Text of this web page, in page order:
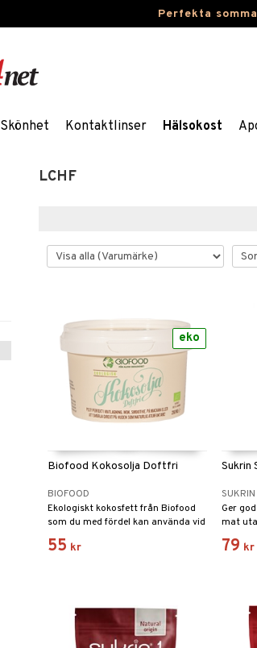
Perfekta
Skönhet Kontaktlinser Hälsokost
LCHF
Biofood Kokosolja Doftfri
BIOFOOD
Ekologiskt kokosfett från Biofood
som du med fördel kan använda vid
tillagning av rätter där kokosens
naturliga arom och smak inte är
55 kr
eko
Sukrin
SUKRIN
Ger
mat
79 kr